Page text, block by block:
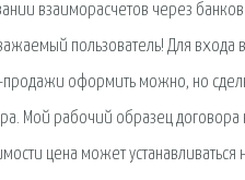
взаиморасчетов через
пользователь! Для входа в
продажи оформить можно, но
Мой рабочий образец договора
цена может устанавливаться